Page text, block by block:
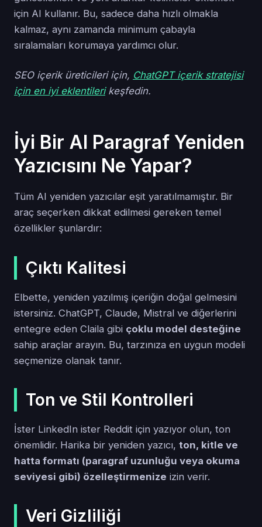
için AI kullanır. Bu, sadece daha hızlı olmakla
kalmaz, aynı zamanda minimum çabayla
sıralamaları korumaya yardımcı olur.
SEO içerik üreticileri için, ChatGPT içerik stratejisi
için en iyi eklentilerikeşfedin.
İyi Bir AI Paragraf Yeniden
Yazıcısını Ne Yapar?
Tüm AI yeniden yazıcılar eşit yaratılmamıştır. Bir
araç seçerken dikkat edilmesi gereken temel
özellikler şunlardır:
Çıktı Kalitesi
Elbette, yeniden yazılmış içeriğin doğal gelmesini
istersiniz. ChatGPT, Claude, Mistral ve diğerlerini
entegre eden Claila gibi çoklu model desteğine
sahip araçlar arayın. Bu, tarzınıza en uygun modeli
seçmenize olanak tanır.
Ton ve Stil Kontrolleri
İster LinkedIn ister Reddit için yazıyor olun, ton
önemlidir. Harika bir yeniden yazıcı, ton, kitle ve
hatta formatı (paragraf uzunluğu veya okuma
seviyesi gibi) özelleştirmenize izin verir.
Veri Gizliliği